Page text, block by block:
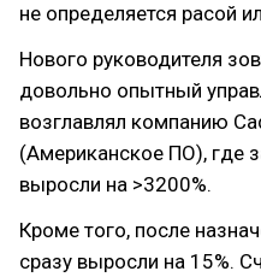
не определяется расой
Нового руководителя
довольно опытный
возглавлял компанию
(Американское ПО), где
выросли на >3200%.
Кроме того, после
сразу выросли на 15%.